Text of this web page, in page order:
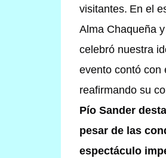
visitantes. En el
Alma Chaqueña
celebró nuestra
evento contó con
reafirmando su
Pío Sander
pesar de las
espectáculo